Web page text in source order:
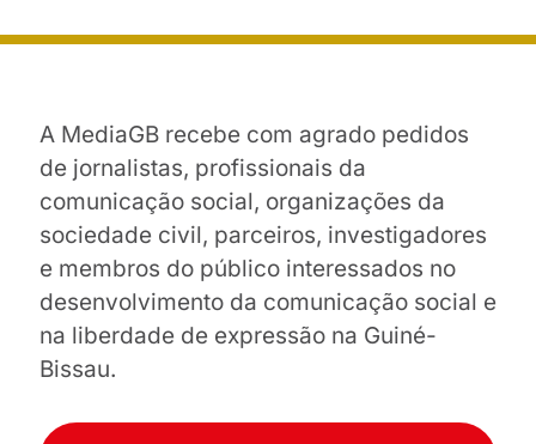
A MediaGB recebe com agrado pedidos
de jornalistas, profissionais da
comunicação social, organizações da
sociedade civil, parceiros, investigadores
e membros do público interessados no
desenvolvimento da comunicação social e
na liberdade de expressão na Guiné-
Bissau.